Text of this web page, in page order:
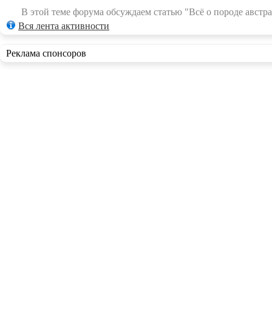
В этой теме форума обсуждаем статью "Всё о породе
Вся лента активности
Реклама спонсоров